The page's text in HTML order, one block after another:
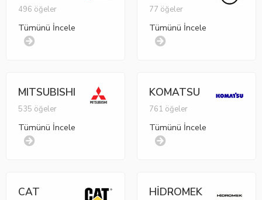
496 öğeler
Tümünü İncele
77 öğeler
Tümünü İncele
MITSUBISHI
535 öğeler
Tümünü İncele
KOMATSU
761 öğeler
Tümünü İncele
CAT HİDROMEK